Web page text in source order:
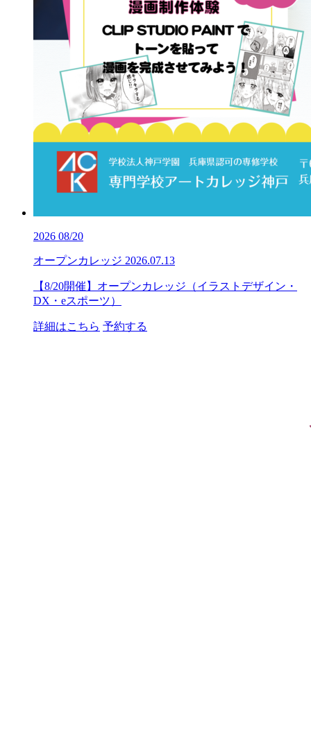
2026 08/20
オープンカレッジ 2026.07.13
【8/20開催】オープンカレッジ（イラストデザイン・
DX・eスポーツ）
詳細はこちら 予約する